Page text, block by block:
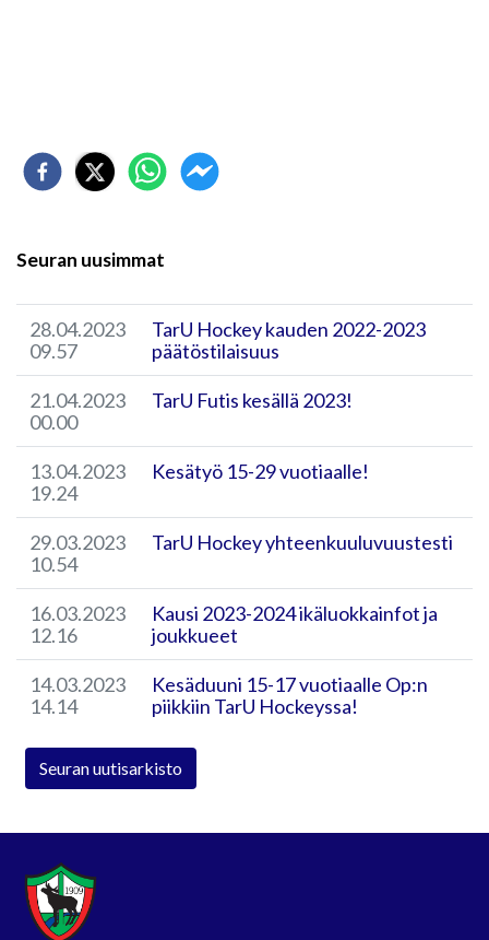
Seuran uusimmat
28.04.2023
09.57
TarU Hockey kauden 2022-2023
päätöstilaisuus
21.04.2023
00.00
TarU Futis kesällä 2023!
13.04.2023
19.24
Kesätyö 15-29 vuotiaalle!
29.03.2023
10.54
TarU Hockey yhteenkuuluvuustesti
16.03.2023
12.16
Kausi 2023-2024 ikäluokkainfot ja
joukkueet
14.03.2023
14.14
Kesäduuni 15-17 vuotiaalle Op:n
piikkiin TarU Hockeyssa!
Seuran uutisarkisto